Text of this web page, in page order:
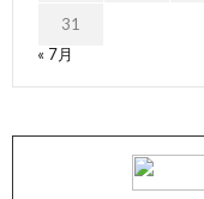
31
« 7月